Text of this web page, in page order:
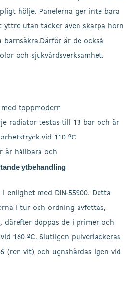
hölje. Panelerna ger inte bara
yttre utan täcker även skarpa hörn
är de också
och sjukvårdsverksamhet.
toppmodern
radiator testas till 13 bar och är
vid 110 ºC
är hållbara och
ytbehandling
enlighet med DIN-55900. Detta
i tur och ordning avfettas,
därefter doppas de i primer och
160 ºC. Slutligen pulverlackeras
(ren vit) och ugnshärdas igen vid